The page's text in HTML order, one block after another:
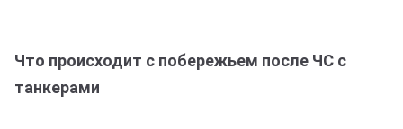
Что происходит с побережьем после ЧС с
танкерами